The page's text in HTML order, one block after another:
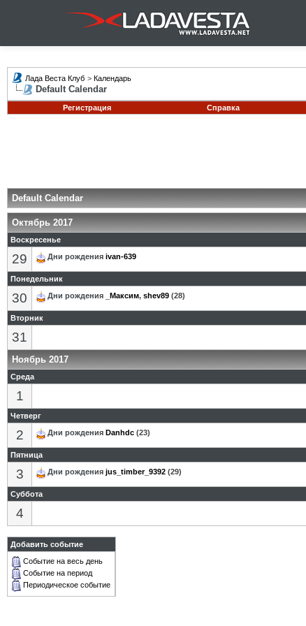
Лада Веста Клуб > Календарь
Default Calendar
Регистрация
Справка
Default Calendar
Октябрь 2017
Воскресенье
29 Дни рождения ivan-639
Понедельник
30 Дни рождения _Максим, shev89 (28)
Вторник
31
Ноябрь 2017
Среда
1
Четверг
2 Дни рождения Danhdc (23)
Пятница
3 Дни рождения jus_timber_9392 (29)
Суббота
4
Добавить событие
Событие на весь день
Событие на период
Периодическое событие